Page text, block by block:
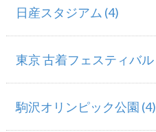
日産スタジアム (4)
東京 古着フェスティバル
駒沢オリンピック公園 (4)